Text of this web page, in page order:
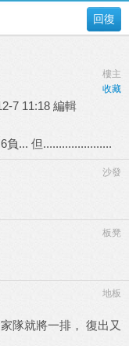
回復
樓主
收藏
7 11:18 編輯
負... 但......................
沙發
板凳
地板
隊就將一排， 復出又